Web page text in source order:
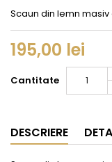
Scaun din lemn masiv
195,00 lei
Cantitate
DESCRIERE